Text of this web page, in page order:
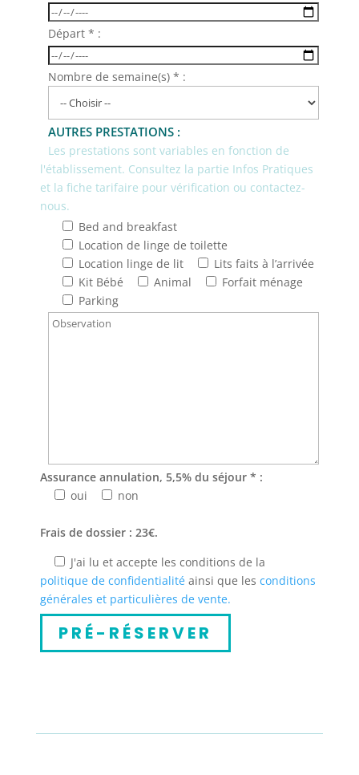
Départ * :
Nombre de semaine(s) * :
AUTRES PRESTATIONS :
Les prestations sont variables en fonction de
l'établissement. Consultez la partie Infos Pratiques
et la fiche tarifaire pour vérification ou contactez-
nous.
Bed and breakfast
Location de linge de toilette
Location linge de lit
Lits faits à l’arrivée
Kit Bébé
Animal
Forfait ménage
Parking
Assurance annulation, 5,5% du séjour * :
oui
non
Frais de dossier : 23€.
J'ai lu et accepte les conditions de la
politique de confidentialitéainsi que les conditions
générales et particulières de vente.